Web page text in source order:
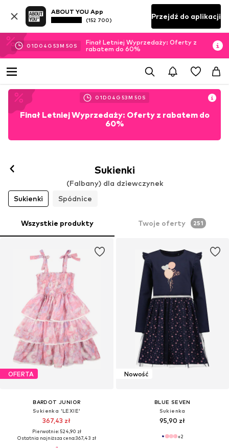
ABOUT YOU App
(152 700) Przejdź do aplikacji
01D 04 G 53M 48 S
Finał Letniej Wyprzedaży: Oferty z
rabatem do 60%
01D 04 G 53M 48 S
Finał Letniej Wyprzedaży: Oferty z rabatem do
60%
Sukienki
(Falbany) dla dziewczynek
Sukienki
Spódnice
Wszystkie produkty Twoje oferty 251
OFERTA
BARDOT JUNIOR
Sukienka 'LEXIE'
367,43 zł
Pierwotnie: 524,90 zł
Ostatnia najniższa cena:367,43 zł
Nowość
BLUE SEVEN
Sukienka
95,90 zł
+2